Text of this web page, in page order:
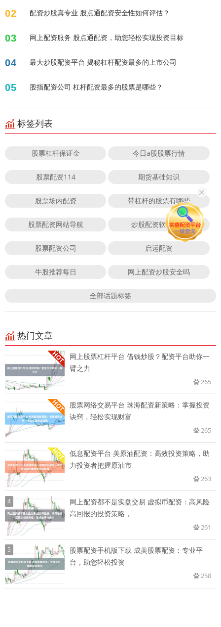
02 配资炒股真专业 股点通配资安全性如何评估？
03 网上配资服务 股点通配资，助您轻松实现投资目标
04 最大炒股配资平台 揭秘杠杆配资最多的上市公司
05 股指配资公司 杠杆配资最多的股票是哪些？
标签列表
股票杠杆保证金 今日a股股票行情
股票配资114 期货基础知识
股票场内配资 带杠杆的股票有哪些
股票配资网站导航 炒股配资软件排名
股票配资公司 启运配资
牛股推荐每日 网上配资炒股安全吗
全部话题标签
热门文章
网上股票杠杆平台 借钱炒股？配资平台助你一
臂之力
265
股票网络交易平台 珠海配资新策略：掌握投资
诀窍，轻松实现财富
265
低息配资平台 美原油配资：高效投资策略，助
力投资者把握原油市
263
4
网上配资都不是实盘交易 虚拟币配资：高风险
高回报的投资策略，
261
5
股票配资手机版下载 成美股票配资：专业平
台，助您轻松投资
258